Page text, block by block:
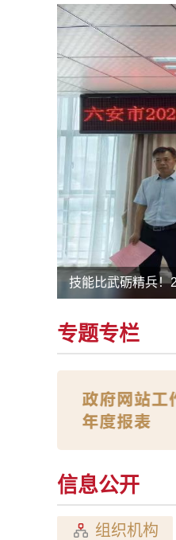
技能比武砺精兵！
专题专栏
信息公开
组织机构